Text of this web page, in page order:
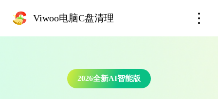
Viwoo电脑C盘清理
2026全新AI智能版